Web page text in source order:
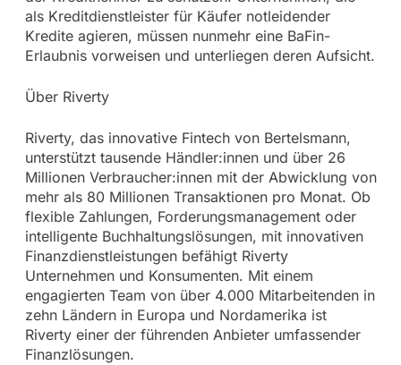
als Kreditdienstleister für Käufer notleidender
Kredite agieren, müssen nunmehr eine BaFin-
Erlaubnis vorweisen und unterliegen deren Aufsicht.
Über Riverty
Riverty, das innovative Fintech von Bertelsmann,
unterstützt tausende Händler:innen und über 26
Millionen Verbraucher:innen mit der Abwicklung von
mehr als 80 Millionen Transaktionen pro Monat. Ob
flexible Zahlungen, Forderungsmanagement oder
intelligente Buchhaltungslösungen, mit innovativen
Finanzdienstleistungen befähigt Riverty
Unternehmen und Konsumenten. Mit einem
engagierten Team von über 4.000 Mitarbeitenden in
zehn Ländern in Europa und Nordamerika ist
Riverty einer der führenden Anbieter umfassender
Finanzlösungen.